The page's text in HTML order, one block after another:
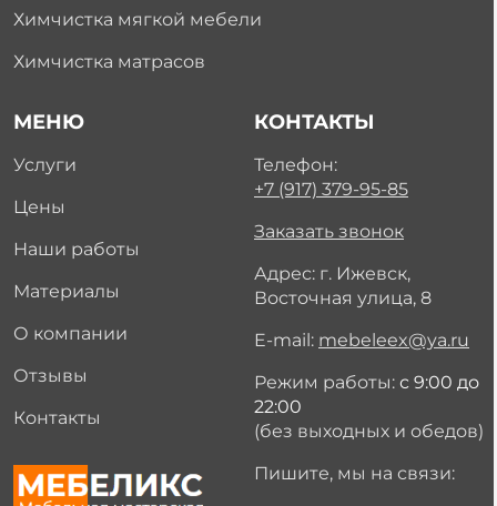
МЕНЮ
Услуги
Цены
Наши работы
Материалы
О компании
Отзывы
Контакты
Химчистка мягкой мебели
Химчистка матрасов
КОНТАКТЫ
Телефон:
+7 (917) 379-95-85
Заказать звонок
Адрес: г. Ижевск,
Восточная улица, 8
E-mail: mebeleex@ya.ru
Режим работы: с 9:00 до
22:00
(без выходных и обедов)
Пишите, мы на связи: